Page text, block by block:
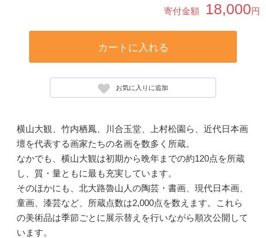
寄付金額 18,000円
カートに入れる
お気に入りに追加
横山大観、竹内栖鳳、川合玉堂、上村松園ら、近代日本画
壇を代表する画家たちの名画を数多く所蔵。
なかでも、横山大観は初期から晩年までの約120点を所蔵
し、質・量ともに最も充実しています。
そのほかにも、北大路魯山人の陶芸・書画、現代日本画、
童画、漆芸など、所蔵点数は2,000点を数えます。これら
の美術品は季節ごとに展示替えを行いながら順次公開して
います。